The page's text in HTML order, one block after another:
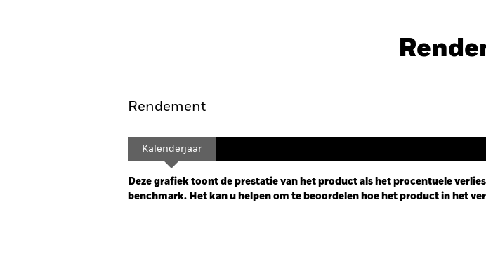
Rendement
Rendement
Kalenderjaar
Deze grafiek toont de prestatie van het product als het procentuele
benchmark. Het kan u helpen om te beoordelen hoe het product in het